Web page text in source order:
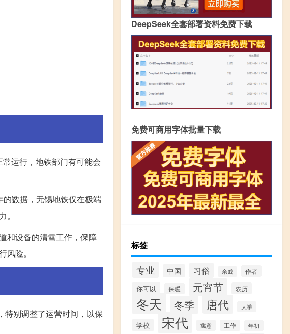
运行，地铁部门有可能会
数据，无锡地铁仅在极端
和设备的清雪工作，保障
险。
特别调整了运营时间，以保
DeepSeek全套部署资料免费下载
免费可商用字体批量下载
标签
专业 中国 习俗 亲戚 作者
你可以 保暖 元宵节 农历
冬天 冬季 唐代 大学
学校 宋代 寓意 工作 年初